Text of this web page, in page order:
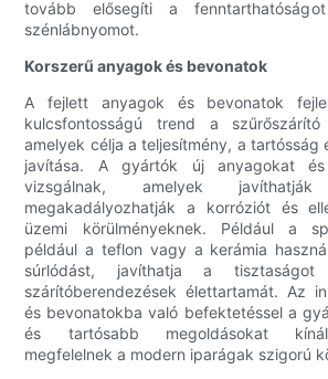
tovább elősegíti a
szénlábnyomot.
Korszerű anyagok és bevonatok
A fejlett anyagok és bevonatok
kulcsfontosságú trend a szűrőszárító
amelyek célja a teljesítmény, a tartósság
javítása. A gyártók új anyagokat és
vizsgálnak, amelyek
megakadályozhatják a korróziót és
üzemi körülményeknek. Például a
például a teflon vagy a kerámia
súrlódást, javíthatja a
szárítóberendezések élettartamát. Az
és bevonatokba való befektetéssel a
és tartósabb megoldásokat
megfelelnek a modern iparágak szigorú